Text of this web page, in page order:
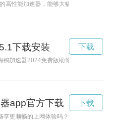
高性能加速器，能够大幅提升计算机的
下载安装
鸥加速器2024免费版助你一臂之力，快
下载
app官方下载
享更顺畅的上网体验吗？旋风加速器下
下载